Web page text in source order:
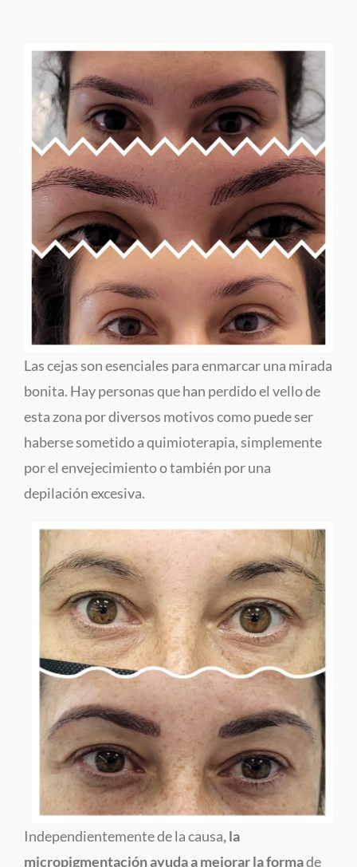
Las cejas son esenciales para enmarcar una mirada
bonita. Hay personas que han perdido el vello de
esta zona por diversos motivos como puede ser
haberse sometido a quimioterapia, simplemente
por el envejecimiento o también por una
depilación excesiva.
Independientemente de la causa, la
micropigmentación ayuda a mejorar la formade